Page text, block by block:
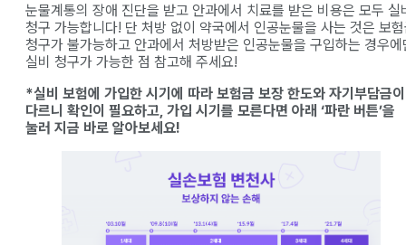
눈물계통의 장애 진단을 받고 안과에서 치료를 받은 비용은 모두 실
청구 가능합니다! 단 처방 없이 약국에서 인공눈물을 사는 것은 보
청구가 불가능하고 안과에서 처방받은 인공눈물을 구입하는 경우에
실비 청구가 가능한 점 참고해 주세요!
*실비 보험에 가입한 시기에 따라 보험금 보장 한도와 자기부담금이
다르니 확인이 필요하고, 가입 시기를 모른다면 아래 ‘파란 버튼’을
눌러 지금 바로 알아보세요!